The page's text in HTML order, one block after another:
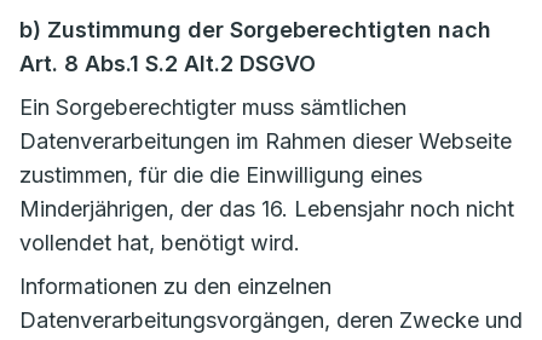
b) Zustimmung der Sorgeberechtigten nach
Art. 8 Abs.1 S.2 Alt.2 DSGVO
Ein Sorgeberechtigter muss sämtlichen
Datenverarbeitungen im Rahmen dieser Webseite
zustimmen, für die die Einwilligung eines
Minderjährigen, der das 16. Lebensjahr noch nicht
vollendet hat, benötigt wird.
Informationen zu den einzelnen
Datenverarbeitungsvorgängen, deren Zwecke und